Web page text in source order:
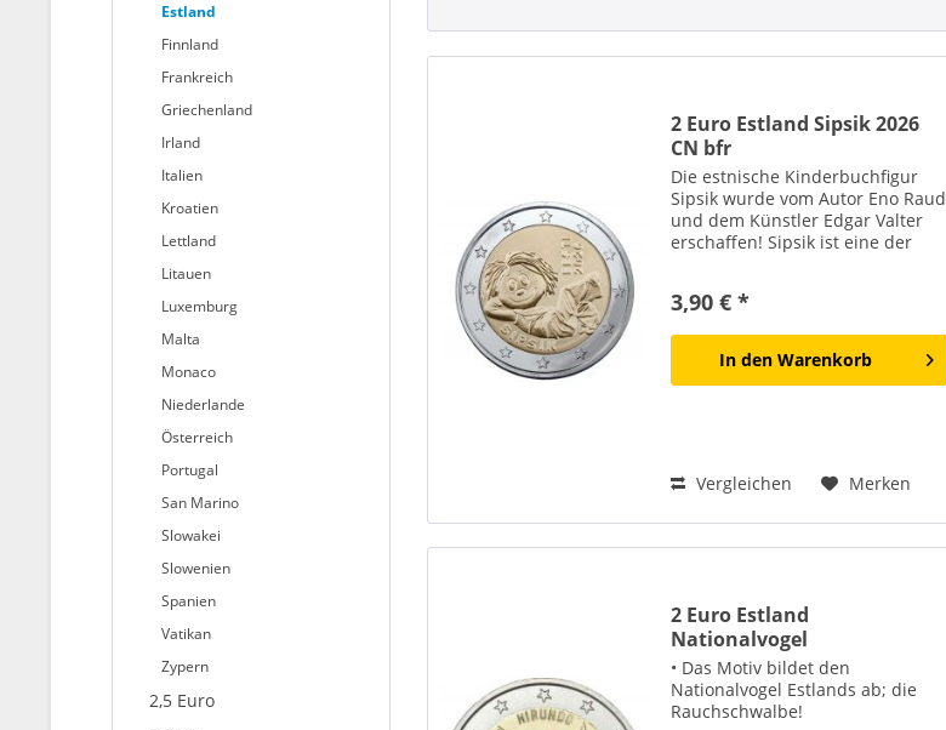
Estland
Finnland
Frankreich
Griechenland
Irland
Italien
Kroatien
Lettland
Litauen
Luxemburg
Malta
Monaco
Niederlande
Österreich
Portugal
San Marino
Slowakei
Slowenien
Spanien
Vatikan
Zypern
2,5 Euro
2 Euro Estland Sipsik 2026
CN bfr
Die estnische Kinderbuchfigur
Sipsik wurde vom Autor Eno Raud
und dem Künstler Edgar Valter
erschaffen! Sipsik ist eine der
dem Autor Eno Raud und dem
Illustrator Edgar Valter...
3,90 € *
In den Warenkorb
Vergleichen Merken
2 Euro Estland
Nationalvogel
Rauchschwalbe 2023...
• Das Motiv bildet den
Nationalvogel Estlands ab; die
Rauchschwalbe!